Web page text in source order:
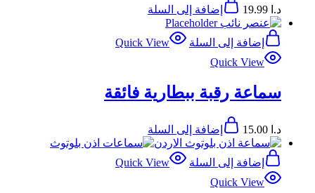
د.ا إضافة إلى السلة
إضافة إلى السلة
Quick View
Quick View
سماعة رقبة ببطارية فائقة
د.ا إضافة إلى السلة
إضافة إلى السلة
Quick View
Quick View